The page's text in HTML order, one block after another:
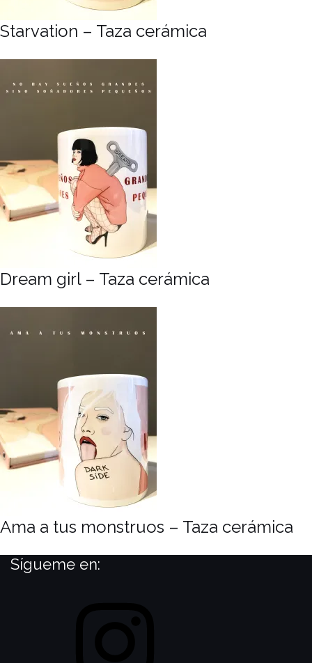
Starvation – Taza cerámica
Dream girl – Taza cerámica
Ama a tus monstruos – Taza cerámica
Sígueme en: